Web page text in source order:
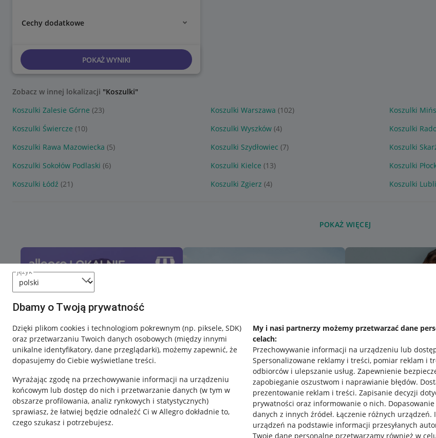
język
Dbamy o Twoją prywatność
Dzięki plikom cookies i technologiom pokrewnym (np. piksele, SDK)
oraz przetwarzaniu Twoich danych osobowych (między innymi
unikalne identyfikatory, dane przeglądarki), możemy zapewnić, że
dopasujemy do Ciebie wyświetlane treści.
Wyrażając zgodę na przechowywanie informacji na urządzeniu
końcowym lub dostęp do nich i przetwarzanie danych (w tym w
obszarze profilowania, analiz rynkowych i statystycznych)
sprawiasz, że łatwiej będzie odnaleźć Ci w Allegro dokładnie to,
czego szukasz i potrzebujesz.
My i nasi partnerzy możemy przetwarzać dane
celach:
Przechowywanie informacji na urządzeniu lub
Spersonalizowane reklamy i treści, pomiar reklam i
odbiorców i ulepszanie usług. Zapewnienie
zapobieganie oszustwom i naprawianie błędów.
prezentowanie reklam i treści. Zapisanie decyzji
prywatności oraz informowanie o nich. Dopasowanie
danych z innych źródeł. Łączenie różnych urządzeń.
urządzeń na podstawie informacji przesyłanych
Twoje dane personalne przetwarzamy również w
Cechy dodatkowe
POKAŻ WYNIKI
Zobacz w innej lokalizacji "Koszulki"
Koszulki Zalesie Górne (23) Koszulki Warszawa (102) Koszulki
Koszulki Świercze (10) Koszulki Wyszków (4) Koszulki
Koszulki Rawa Mazowiecka (5) Koszulki Szydłowiec (7) Koszulki
Koszulki Sokołów Podlaski (6) Koszulki Kielce (13) Koszulki
Koszulki Łódź (21) Koszulki Zgierz (4) Koszulki
POKAŻ WIĘCEJ
Nawigacja
Przydatne informacje Pobierz aplikację